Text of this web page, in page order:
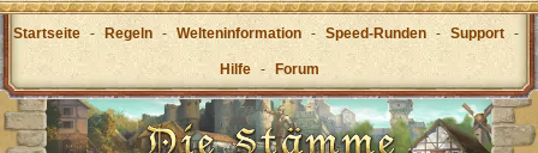
Startseite - Regeln - Welteninformation - Speed-Runden - Support -
Hilfe - Forum